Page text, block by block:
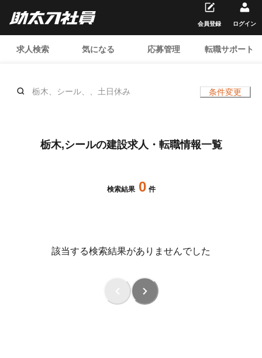
求人検索 気になる 応募管理 転職サポート
会員登録 ログイン
栃木、シール、、土日休み 条件変更
栃木,シールの建設求人・転職情報一覧
検索結果 0 件
該当する検索結果がありませんでした